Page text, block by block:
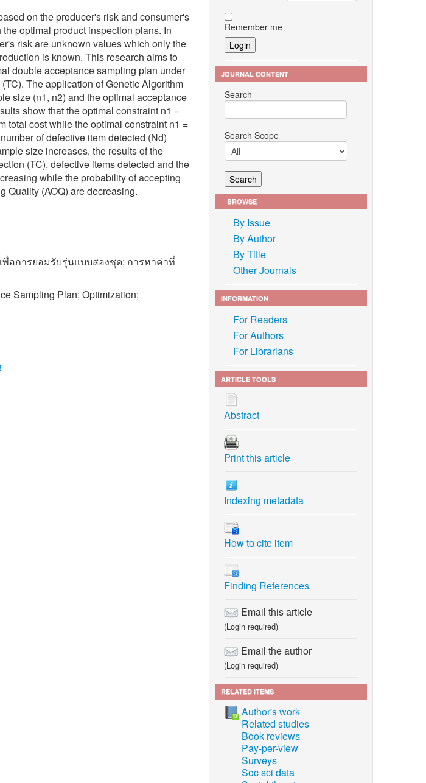
on the producer's risk and consumer's
optimal product inspection plans. In
risk are unknown values which only the
is known. This research aims to
double acceptance sampling plan under
The application of Genetic Algorithm
size (n1, n2) and the optimal acceptance
show that the optimal constraint n1 =
total cost while the optimal constraint n1 =
of defective item detected (Nd)
size increases, the results of the
(TC), defective items detected and the
while the probability of accepting
Quality (AOQ) are decreasing.
อการยอมรับรุ่นแบบสองชุด; การหาค่าที่
Sampling Plan; Optimization;
Remember me
JOURNAL CONTENT
Search
Search Scope
BROWSE
By Issue
By Author
By Title
Other Journals
INFORMATION
For Readers
For Authors
For Librarians
ARTICLE TOOLS
Abstract
Print this article
Indexing metadata
How to cite item
Finding References
Email this article
(Login required)
Email the author
(Login required)
RELATED ITEMS
Author's work
Related studies
Book reviews
Pay-per-view
Surveys
Soc sci data